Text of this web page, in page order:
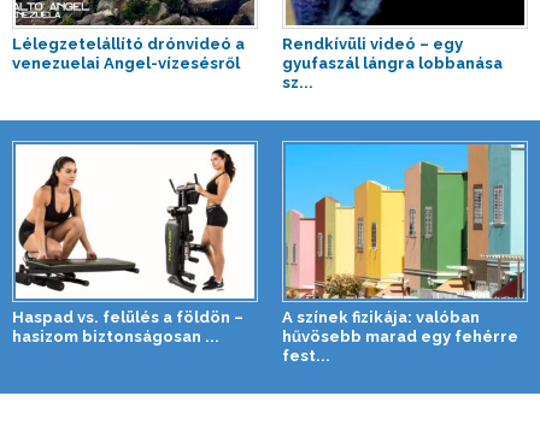
Lélegzetelállító drónvideó a
venezuelai Angel-vízesésről
Rendkívüli videó – egy
gyufaszál lángra lobbanása
sz...
Haspad vs. felülés a földön –
hasizom biztonságosan ...
A színek fizikája: valóban
hűvösebb marad egy fehérre
fest...